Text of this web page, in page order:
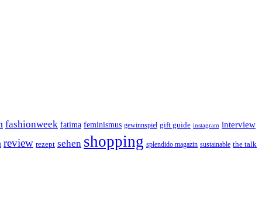
fashionweek fatima feminismus gewinnspiel gift guide instagram interview
review rezept sehen shopping splendido magazin sustainable the talk